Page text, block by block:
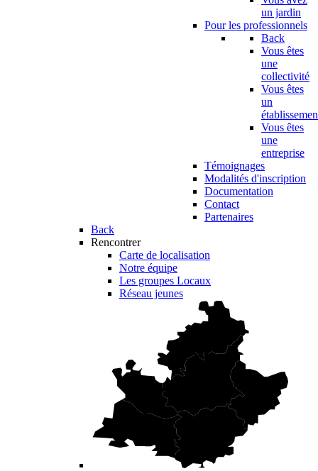
un jardin
Pour les professionnels
Back
Vous êtes
une
collectivité
Vous êtes
un
Vous êtes
une
entreprise
Témoignages
Modalités d'inscription
Documentation
Contact
Partenaires
Back
Rencontrer
Carte de localisation
Notre équipe
Les groupes Locaux
Réseau jeunes